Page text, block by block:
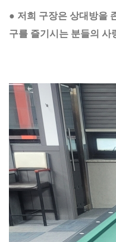
● 저희 구장은 상대방을
구를 즐기시는 분들의 사